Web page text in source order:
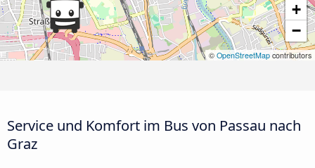
+
−
© OpenStreetMap contributors
Service und Komfort im Bus von Passau nach
Graz